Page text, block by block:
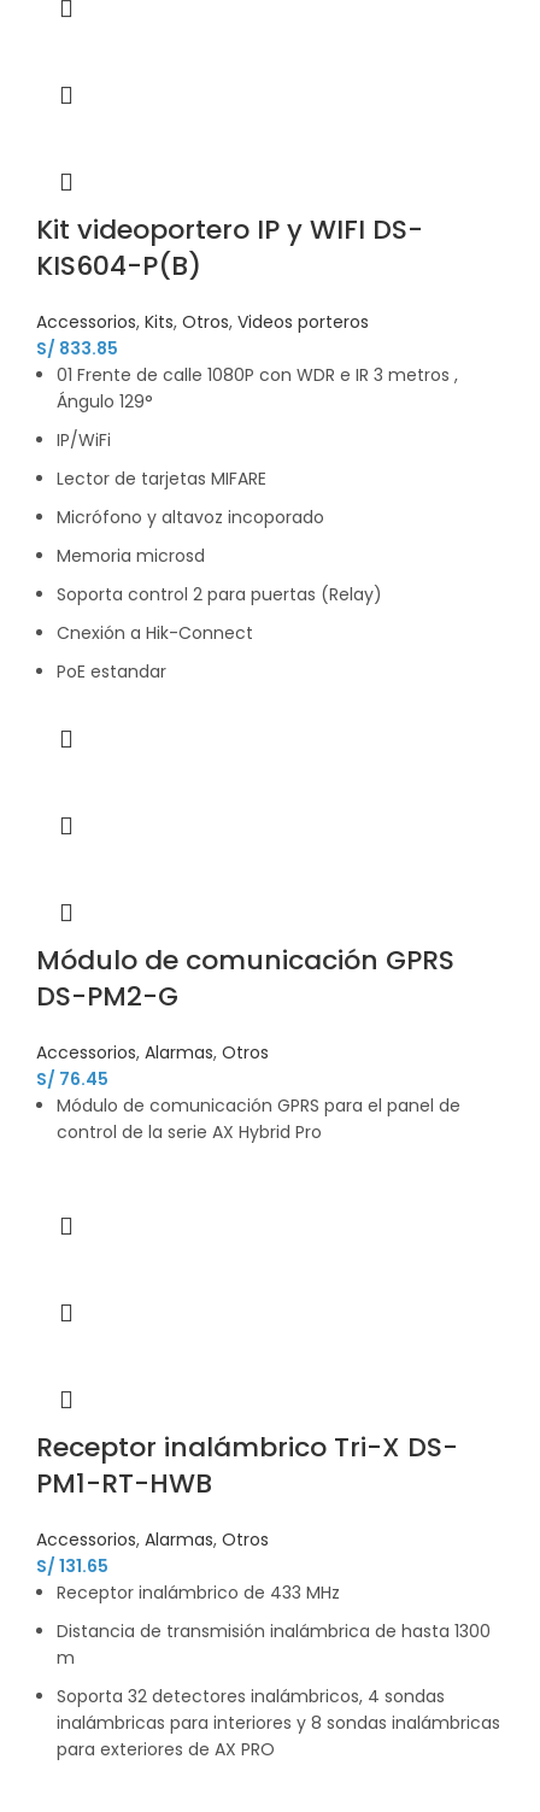
Kit videoportero IP y WIFI DS-
KIS604-P(B)
Accessorios, Kits, Otros, Videos porteros
S/ 833.85
01 Frente de calle 1080P con WDR e IR 3 metros ,
Ángulo 129°
IP/WiFi
Lector de tarjetas MIFARE
Micrófono y altavoz incoporado
Memoria microsd
Soporta control 2 para puertas (Relay)
Cnexión a Hik-Connect
PoE estandar
Módulo de comunicación GPRS
DS-PM2-G
Accessorios, Alarmas, Otros
S/ 76.45
Módulo de comunicación GPRS para el panel de
control de la serie AX Hybrid Pro
Receptor inalámbrico Tri-X DS-
PM1-RT-HWB
Accessorios, Alarmas, Otros
S/ 131.65
Receptor inalámbrico de 433 MHz
Distancia de transmisión inalámbrica de hasta 1300
m
Soporta 32 detectores inalámbricos, 4 sondas
inalámbricas para interiores y 8 sondas inalámbricas
para exteriores de AX PRO